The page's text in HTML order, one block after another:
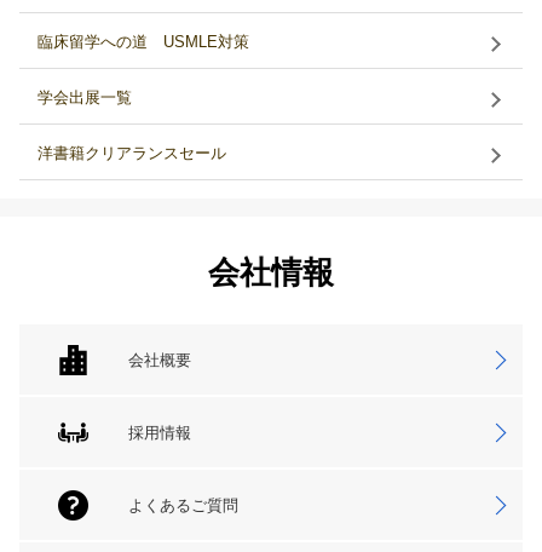
臨床留学への道 USMLE対策
学会出展一覧
洋書籍クリアランスセール
会社情報
会社概要
採用情報
よくあるご質問